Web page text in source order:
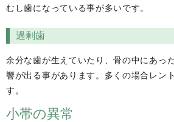
むし歯になっている事が多いです。
過剰歯
余分な歯が生えていたり、骨の中にあっ
響が出る事があります。多くの場合レン
す。
小帯の異常